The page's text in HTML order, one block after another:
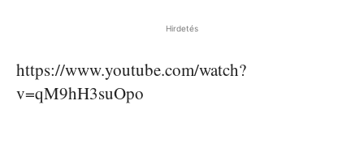
Hirdetés
https://www.youtube.com/watch?
v=qM9hH3suOpo